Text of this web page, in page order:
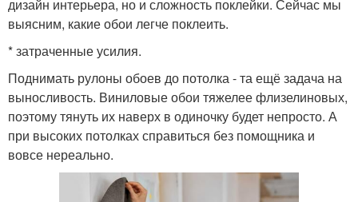
дизайн интерьера, но и сложность поклейки. Сейчас мы
выясним, какие обои легче поклеить.
* затраченные усилия.
Поднимать рулоны обоев до потолка - та ещё задача на
выносливость. Виниловые обои тяжелее флизелиновых,
поэтому тянуть их наверх в одиночку будет непросто. А
при высоких потолках справиться без помощника и
вовсе нереально.